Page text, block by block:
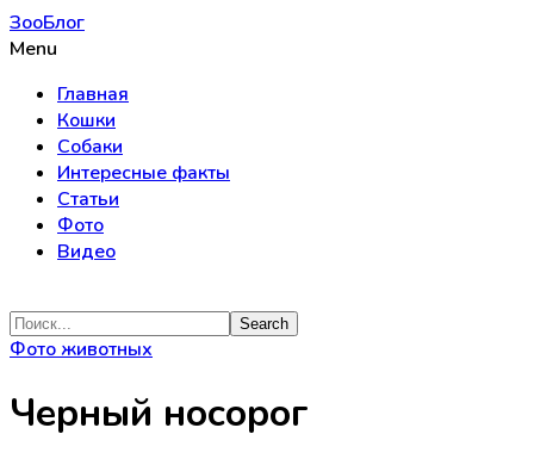
ЗооБлог
Menu
Главная
Кошки
Собаки
Интересные факты
Статьи
Фото
Видео
Фото животных
Черный носорог